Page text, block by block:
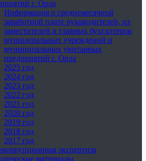
г. Орла
Информация о среднемесячной
заработной плате руководителей, их
заместителей и главных бухгалтеров
муниципальных учреждений и
муниципальных унитарных
предприятий г. Орла
2025 год
2024 год
2023 год
2022 год
2021 год
2020 год
2019 год
2018 год
2017 год
экспертиза
материалы